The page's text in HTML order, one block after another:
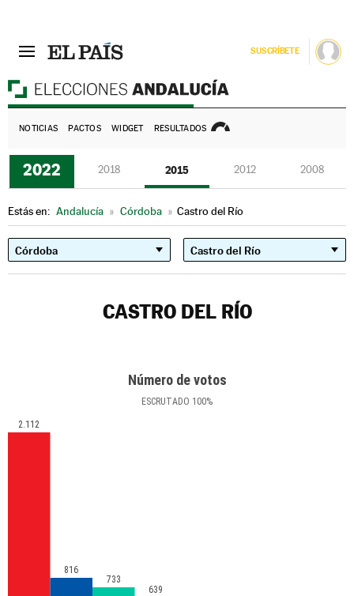
SUSCRÍBETE
NOTICIAS PACTOS WIDGET RESULTADOS
2022 2018 2015 2012 2008
Estás en: Andalucía » Córdoba » Castro del Río
CASTRO DEL RÍO
Número de votos
ESCRUTADO 100%
2.112
816
733
639